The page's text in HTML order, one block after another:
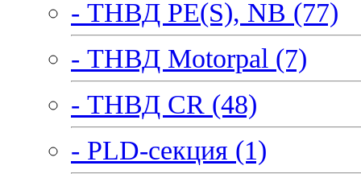
- ТНВД PE(S), NB (77)
- ТНВД Motorpal (7)
- ТНВД CR (48)
- PLD-секция (1)